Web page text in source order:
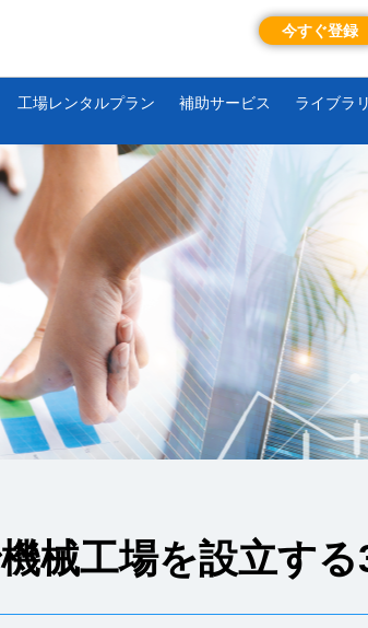
今すぐ登録
工場レンタルプラン 補助サービス ライブラリ
械工場を設立す